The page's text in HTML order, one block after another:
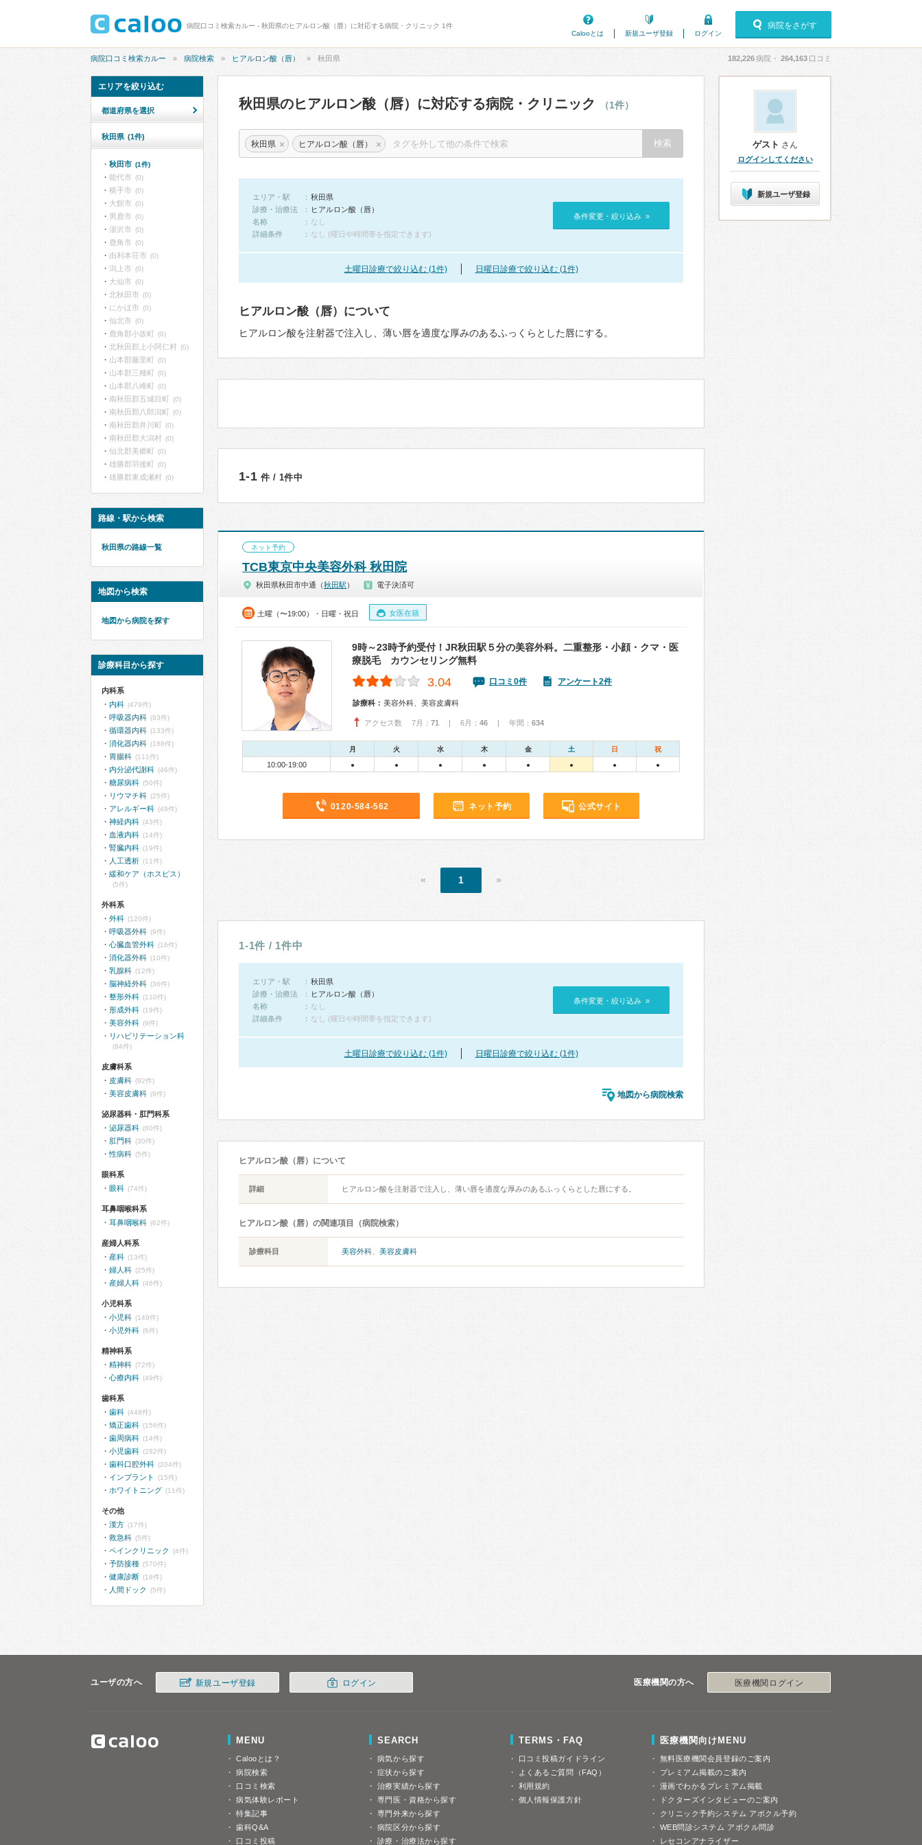
病院口コミ検索カルー - 秋田県のヒアルロン酸（唇）に対応する病院・クリニック 1件
Calooとは
新規ユーザ登録 ログイン
病院をさがす
病院口コミ検索カルー 病院検索 ヒアルロン酸（唇） 秋田県 182,226病院・ 264,163 口コミ
秋田県のヒアルロン酸（唇）に対応する病院・クリニック （1件）
秋田県 × ヒアルロン酸（唇） ×
エリア・駅
秋田県
診療・治療法
ヒアルロン酸（唇）
名称
なし
詳細条件
なし (曜日や時間帯を指定できます)
条件変更・絞り込み »
土曜日診療で絞り込む (1件) 日曜日診療で絞り込む (1件)
ヒアルロン酸（唇）について
ヒアルロン酸を注射器で注入し、薄い唇を適度な厚みのあるふっくらとした唇にする。
1-1 件 / 1件中
ネット予約
TCB東京中央美容外科 秋田院
秋田県秋田市中通（秋田駅 ） 電子決済可
土曜（〜19:00）・日曜・祝日 女医在籍
9時～23時予約受付！JR秋田駅５分の美容外科。二重整形・小顔・クマ・医
療脱毛 カウンセリング無料
3.04 口コミ0件 アンケート2件
診療科： 美容外科、美容皮膚科
アクセス数 7月： 71 | 6月： 46 | 年間： 634
月 火 水 木 金 土 日 祝
10:00-19:00 ● ● ● ● ● ● ● ●
0120-584-562 ネット予約 公式サイト
« 1 »
1-1件 / 1件中
エリア・駅
秋田県
診療・治療法
ヒアルロン酸（唇）
名称
なし
詳細条件
なし (曜日や時間帯を指定できます)
条件変更・絞り込み »
土曜日診療で絞り込む (1件) 日曜日診療で絞り込む (1件)
地図から病院検索
ヒアルロン酸（唇）について
詳細 ヒアルロン酸を注射器で注入し、薄い唇を適度な厚みのあるふっくらとした唇にする。
ヒアルロン酸（唇）の関連項目（病院検索）
診療科目 美容外科 美容皮膚科
エリアを絞り込む
都道府県を選択
秋田県 (1件)
秋田市 (1件)
能代市 (0)
横手市 (0)
大館市 (0)
男鹿市 (0)
湯沢市 (0)
鹿角市 (0)
由利本荘市 (0)
潟上市 (0)
大仙市 (0)
北秋田市 (0)
にかほ市 (0)
仙北市 (0)
鹿角郡小坂町 (0)
北秋田郡上小阿仁村 (0)
山本郡藤里町 (0)
山本郡三種町 (0)
山本郡八峰町 (0)
南秋田郡五城目町 (0)
南秋田郡八郎潟町 (0)
南秋田郡井川町 (0)
南秋田郡大潟村 (0)
仙北郡美郷町 (0)
雄勝郡羽後町 (0)
雄勝郡東成瀬村 (0)
路線・駅から検索
秋田県の路線一覧
地図から検索
地図から病院を探す
診療科目から探す
内科系
内科 (479件)
呼吸器内科 (93件)
循環器内科 (133件)
消化器内科 (188件)
胃腸科 (111件)
内分泌代謝科 (46件)
糖尿病科 (50件)
リウマチ科 (25件)
アレルギー科 (49件)
神経内科 (43件)
血液内科 (14件)
腎臓内科 (19件)
人工透析 (11件)
緩和ケア（ホスピス）
(5件)
外科系
外科 (120件)
呼吸器外科 (9件)
心臓血管外科 (16件)
消化器外科 (10件)
乳腺科 (12件)
脳神経外科 (36件)
整形外科 (110件)
形成外科 (19件)
美容外科 (9件)
リハビリテーション科
(84件)
皮膚科系
皮膚科 (92件)
美容皮膚科 (9件)
泌尿器科・肛門科系
泌尿器科 (60件)
肛門科 (30件)
性病科 (5件)
眼科系
眼科 (74件)
耳鼻咽喉科系
耳鼻咽喉科 (62件)
産婦人科系
産科 (13件)
婦人科 (25件)
産婦人科 (46件)
小児科系
小児科 (149件)
小児外科 (6件)
精神科系
精神科 (72件)
心療内科 (49件)
歯科系
歯科 (448件)
矯正歯科 (156件)
歯周病科 (14件)
小児歯科 (282件)
歯科口腔外科 (204件)
インプラント (15件)
ホワイトニング (11件)
その他
漢方 (17件)
救急科 (5件)
ペインクリニック (4件)
予防接種 (570件)
健康診断 (18件)
人間ドック (5件)
ゲスト さん
ログインしてください
新規ユーザ登録
ユーザの方へ 新規ユーザ登録 ログイン 医療機関の方へ 医療機関ログイン
MENU
Calooとは？
病院検索
口コミ検索
病気体験レポート
特集記事
歯科Q&A
口コミ投稿
SEARCH
病気から探す
症状から探す
治療実績から探す
専門医・資格から探す
専門外来から探す
病院区分から探す
診療・治療法から探す
TERMS・FAQ
口コミ投稿ガイドライン
よくあるご質問（FAQ）
利用規約
個人情報保護方針
医療機関向けMENU
無料医療機関会員登録のご案内
プレミアム掲載のご案内
漫画でわかるプレミアム掲載
ドクターズインタビューのご案内
クリニック予約システム アポクル予約
WEB問診システム アポクル問診
レセコンアナライザー